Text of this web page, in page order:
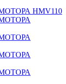
HMV110